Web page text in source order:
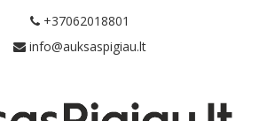
+37062018801
info@auksaspigiau.lt